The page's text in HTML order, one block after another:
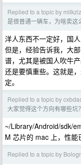
Replied to a topic by
是很普通一辆车，为啥卖这
洋人东西不一定好，国人
但是，经验告诉我，大
谱，尤其是被国人吹牛
还是要慎重些。这就是
定。
Replied to a topic by
大家觉得这个方向有哪些坑？
~/Library/Android/sdk/
M 芯片的 mac 上，性能
Replied to a topic by